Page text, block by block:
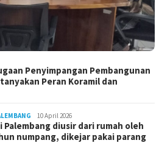
Penyimpangan Pembangunan
Peran Koramil dan
10 April 2026
Palembang diusir dari rumah oleh
numpang, dikejar pakai parang